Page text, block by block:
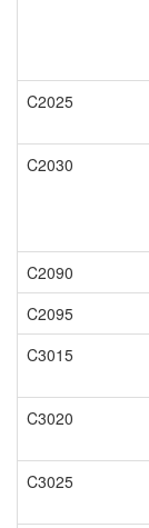
C2025
C2030
C2090
C2095
C3015
C3020
C3025